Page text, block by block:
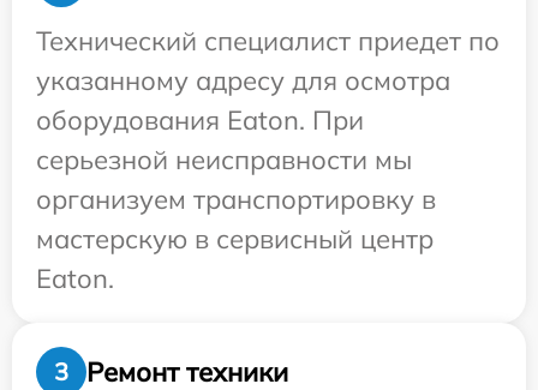
Технический специалист приедет по
указанному адресу для осмотра
оборудования Eaton. При
серьезной неисправности мы
организуем транспортировку в
мастерскую в сервисный центр
Eaton.
3
Ремонт техники